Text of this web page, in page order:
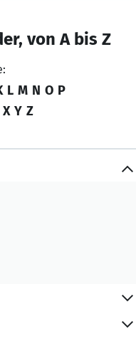
von A bis Z
L M N O P
X Y Z